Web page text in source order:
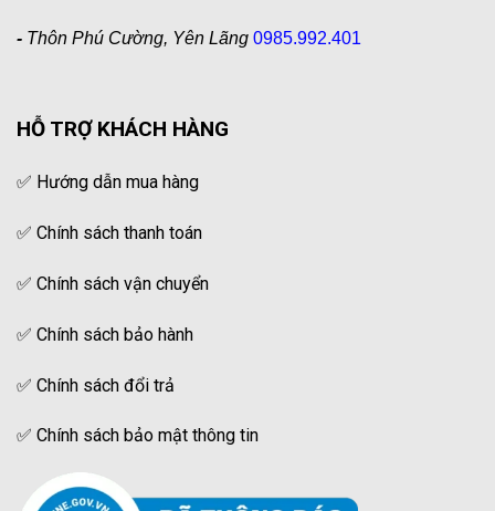
- Thôn Phú Cường, Yên Lãng 0985.992.401
HỖ TRỢ KHÁCH HÀNG
✅ Hướng dẫn mua hàng
✅ Chính sách thanh toán
✅ Chính sách vận chuyển
✅ Chính sách bảo hành
✅ Chính sách đổi trả
✅ Chính sách bảo mật thông tin